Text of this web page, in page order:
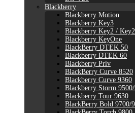
Blackberry
Blackberry Motion
Blackberry Key3
Blackberry Key2 /
Blackberry KeyOne
BlackBerry DTEK 50
Blackberry DTEK 60
Blackberry Priv
BlackBerry Curve 8520
Blackberry Curve 9360
Blackberry Storm
Blackberry Tour 9630
BlackBerry Bold 9700/